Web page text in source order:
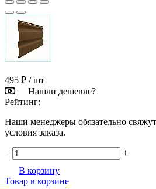
495 ₽ / шт
Нашли дешевле?
Рейтинг:
Наши менеджеры обязательно
условия заказа.
−
+
В корзину
Товар в корзине